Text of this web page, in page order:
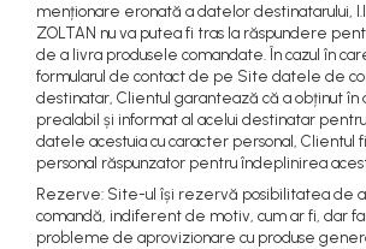
menționare eronată a datelor destinatarului, I.I.
ZOLTAN nu va putea fi tras la răspundere
de a livra produsele comandate. În cazul în
formularul de contact de pe Site datele de
destinatar, Clientul garantează că a obținut în
prealabil și informat al acelui destinatar
datele acestuia cu caracter personal, Clientul
personal răspunzator pentru îndeplinirea
Rezerve: Site-ul își rezervă posibilitatea de a
comandă, indiferent de motiv, cum ar fi, dar
probleme de aprovizionare cu produse